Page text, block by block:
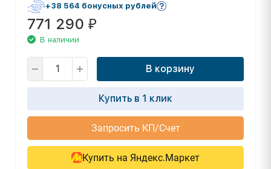
+38 564 бонусных рублей
771 290 ₽
В наличии
В корзину
Купить в 1 клик
Запросить КП/Счет
Купить на Яндекс.Маркет